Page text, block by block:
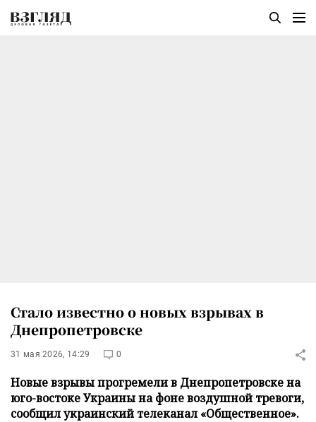
Стало известно о новых взрывах в
Днепропетровске
31 мая 2026, 14:29 0
Новые взрывы прогремели в Днепропетровске на
юго-востоке Украины на фоне воздушной тревоги,
сообщил украинский телеканал «Общественное».